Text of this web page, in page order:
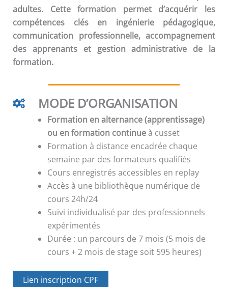
adultes. Cette formation permet d’acquérir les
compétences clés en ingénierie pédagogique,
communication professionnelle, accompagnement
des apprenants et gestion administrative de la
formation.
MODE D’ORGANISATION
Formation en alternance (apprentissage)
ou en formation continueà cusset
Formation à distance encadrée chaque
semaine par des formateurs qualifiés
Cours enregistrés accessibles en replay
Accès à une bibliothèque numérique de
cours 24h/24
Suivi individualisé par des professionnels
expérimentés
Durée : un parcours de 7 mois (5 mois de
cours + 2 mois de stage soit 595 heures)
Lien inscription CPF